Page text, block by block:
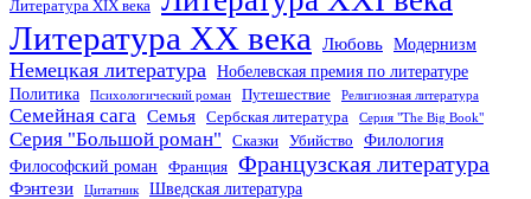
Литература XIX века
Литература XX века Любовь Модернизм
Немецкая литература
Нобелевская премия по литературе
Политика
Психологический роман Путешествие Религиозная литература
Семейная сага Семья Сербская литература Серия "The Big Book"
Серия "Большой роман" Сказки Убийство
Филология
Философский роман
Франция Французская литература
Фэнтези Цитатник Шведская литература